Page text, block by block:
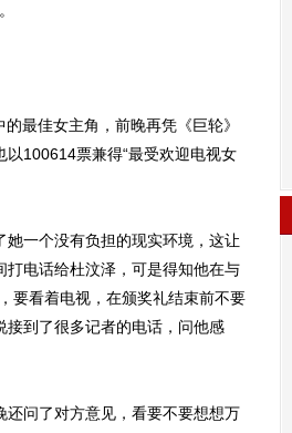
最佳女主角，前晚再凭《巨轮》
100614票兼得“最受欢迎电视女
一个没有负担的现实环境，这让
打电话给杜汶泽，可是得知他在与
要看着电视，在颁奖礼结束前不要
到了很多记者的电话，问他感
问了对方意见，看要不要想想万